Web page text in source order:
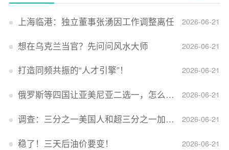
2026-06-21
上海临港：独立董事张湧因工作调整离任
2026-06-21
想在乌克兰当官？先问问风水大师
2026-06-21
打造同频共振的“人才引擎”！
2026-06-21
俄罗斯等四国让亚美尼亚二选一，怎么回事？
2026-06-21
调查：三分之一美国人和超三分之一加拿大人感到经济压力
2026-06-21
稳了！三天后油价要变！